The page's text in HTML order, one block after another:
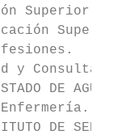
Superior.
y Consulta.
DE
DE